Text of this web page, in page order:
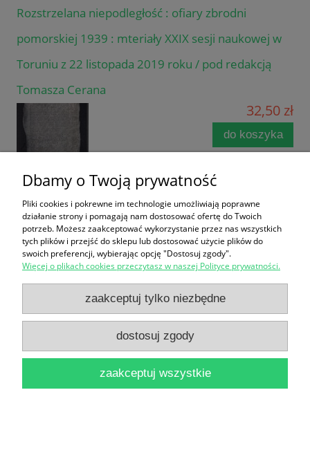
Rozstrzelana niepodległość : ofiary zbrodni
pomorskiej 1939 : mteriały XXIX sesji naukowej w
Toruniu z 22 listopada 2019 roku / pod redakcją
Tomasza Cerana
32,50 zł
do koszyka
Organizacje paramilitarne i pokrewne na Pomorzu
w przededniu II wojny światowej / Pod redakcją
Waldemara Rezmera i Mieczysława
Wojciechowskiego [Seria Tom ]
25,00 zł
Dbamy o Twoją prywatność
Pliki cookies i pokrewne im technologie umożliwiają poprawne
działanie strony i pomagają nam dostosować ofertę do Twoich
potrzeb. Możesz zaakceptować wykorzystanie przez nas wszystkich
tych plików i przejść do sklepu lub dostosować użycie plików do
swoich preferencji, wybierając opcję "Dostosuj zgody".
Więcej o plikach cookies przeczytasz w naszej Polityce prywatności.
zaakceptuj tylko niezbędne
dostosuj zgody
zaakceptuj wszystkie